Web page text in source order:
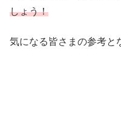
しょう！
気になる皆さまの参考と